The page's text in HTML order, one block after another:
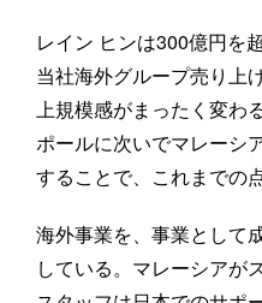
レイン ヒンは300億円を
当社海外グループ売り上
上規模感がまったく変わ
ポールに次いでマレーシ
することで、これまでの
海外事業を、事業として
している。マレーシアが